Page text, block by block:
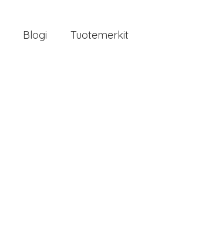
Blogi Tuotemerkit